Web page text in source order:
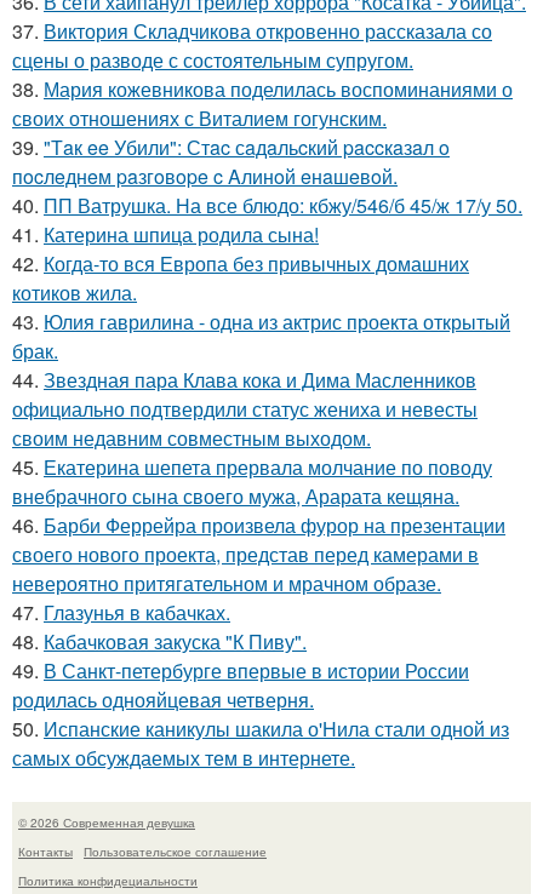
37. Виктория Складчикова откровенно рассказала со
сцены о разводе с состоятельным супругом.
38. Мария кожевникова поделилась воспоминаниями о
своих отношениях с Виталием гогунским.
39. "Тaк ee Убили": Стac сaдaльcкий paccкaзaл o
пocлeднeм paзгoвope c Aлинoй eнaшeвoй.
40. ПП Ватрушка. На все блюдо: кбжу/546/б 45/ж 17/у 50.
41. Катерина шпица родила сына!
42. Когда-то вся Европа без привычных домашних
котиков жила.
43. Юлия гаврилина - одна из актрис проекта открытый
брак.
44. Звездная пара Клава кока и Дима Масленников
официально подтвердили статус жениха и невесты
своим недавним совместным выходом.
45. Екатерина шепета прервала молчание по поводу
внебрачного сына своего мужа, Арарата кещяна.
46. Барби Феррейра произвела фурор на презентации
своего нового проекта, представ перед камерами в
невероятно притягательном и мрачном образе.
47. Глазунья в кабачках.
48. Кабачковая закуска "К Пиву".
49. В Санкт-петербурге впервые в истории России
родилась однояйцевая четверня.
50. Испанские каникулы шакила о'Нила стали одной из
самых обсуждаемых тем в интернете.
© 2026 Современная девушка
Контакты
Пользовательское соглашение
Политика конфидециальности